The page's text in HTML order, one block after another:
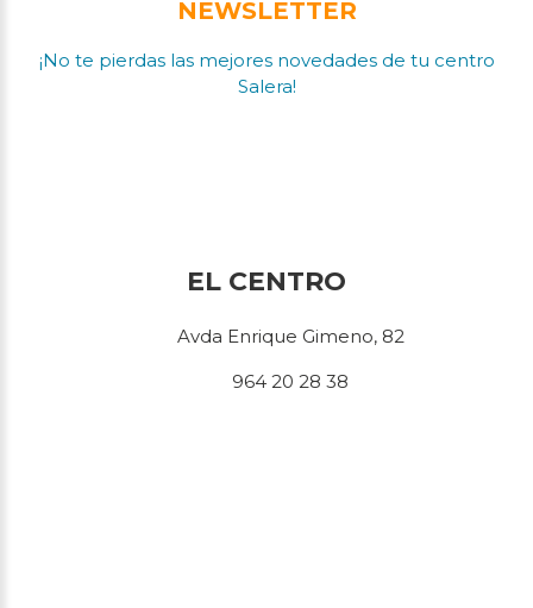
NEWSLETTER
¡No te pierdas las mejores novedades de tu centro
Salera!
EL CENTRO
Avda Enrique Gimeno, 82
964 20 28 38